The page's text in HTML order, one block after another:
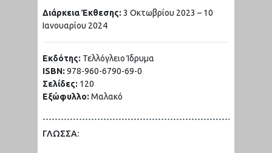
Διάρκεια Έκθεσης: 3 Οκτωβρίου 2023 – 10
Ιανουαρίου 2024
Εκδότης: Τελλόγλειο Ίδρυμα
ISBN: 978-960-6790-69-0
Σελίδες: 120
Εξώφυλλο: Μαλακό
ΓΛΩΣΣΑ: